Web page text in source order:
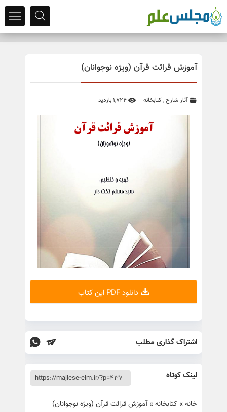
آموزش قرائت قرآن (ویژه نوجوانان)
آثار شارح,کتابخانه
دانلود PDF این کتاب
اشتراک گذاری مطلب
لینک کوتاه
خانه» کتابخانه»آموزش قرائت قرآن (ویژه نوجوانان)